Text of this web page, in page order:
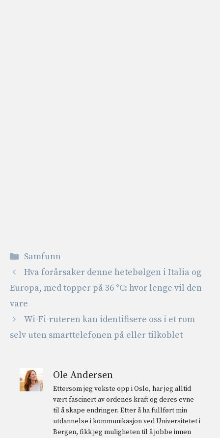
Kategorier
Samfunn
Hva forårsaker denne hetebølgen i Italia og
Europa, med topper på 36 °C: hvor lenge vil den
vare
Wi-Fi-ruteren kan identifisere oss i et rom
selv uten smarttelefonen på eller tilkoblet
Ole Andersen
Ettersom jeg vokste opp i Oslo, har jeg alltid
vært fascinert av ordenes kraft og deres evne
til å skape endringer. Etter å ha fullført min
utdannelse i kommunikasjon ved Universitetet i
Bergen, fikk jeg muligheten til å jobbe innen